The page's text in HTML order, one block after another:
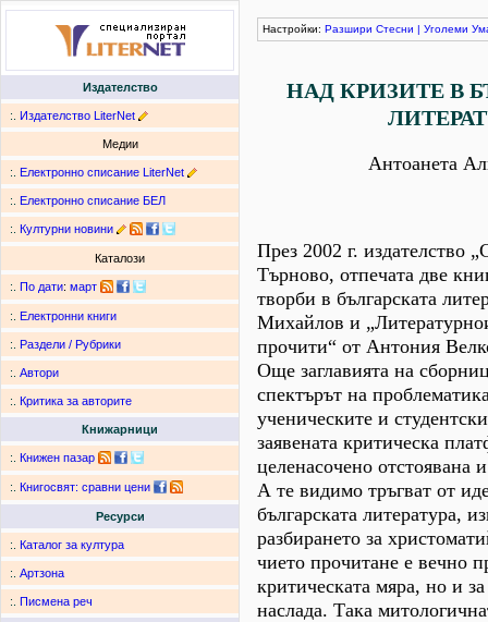
Издателство
:. Издателство LiterNet
Медии
:. Електронно списание LiterNet
:. Електронно списание БЕЛ
:. Културни новини
Каталози
:. По дати: март
:. Електронни книги
:. Раздели / Рубрики
:. Автори
:. Критика за авторите
Книжарници
:. Книжен пазар
:. Книгосвят: сравни цени
Ресурси
:. Каталог за култура
:. Артзона
:. Писмена реч
Настройки: Разшири Стесни | Уголеми
НАД КРИЗИТЕ В
Антоанета
През 2002 г. издателство
Търново, отпечата две
творби в българската
Михайлов и
прочити“ от Антония
Още заглавията на
спектърът на
ученическите и
заявената критическа
целенасочено отстоявана
А те видимо тръгват от
българската литература,
разбирането за
чието прочитане е вечно
критическата мяра, но и
наслада. Така